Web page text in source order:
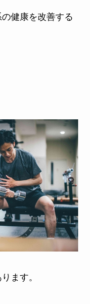
健康を改善する
ます。